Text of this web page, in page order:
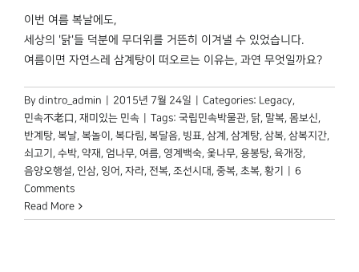
이번 여름 복날에도,
세상의 '닭'들 덕분에 무더위를 거뜬히 이겨낼 수 있었습니다.
여름이면 자연스레 삼계탕이 떠오르는 이유는, 과연 무엇일까요?
By dintro_admin 2015년 7월 24일 Categories: Legacy,
민속不老口 , 재미있는 민속 Tags: 국립민속박물관, 닭, 말복, 몸보신,
반계탕, 복날, 복놀이 , 복다림, 복달음, 빙표, 삼계 , 삼계탕, 삼복, 삼복지간,
쇠고기 , 수박, 약재 , 엄나무, 여름, 영계백숙, 옻나무, 용봉탕, 육개장,
음양오행설, 인삼, 잉어 , 자라, 전복, 조선시대 , 중복, 초복, 황기
6
Comments
Read More